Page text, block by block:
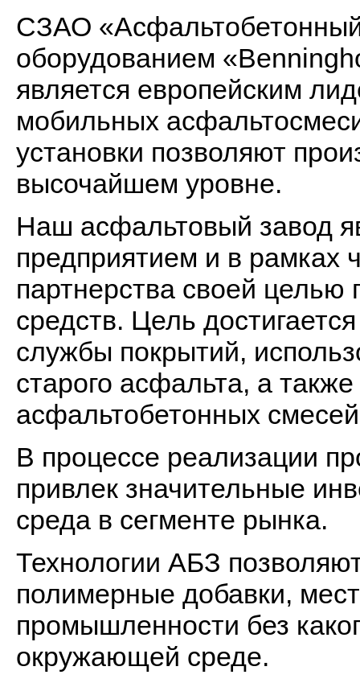
СЗАО
оборудованием
является европейским
мобильных
установки позволяют
высочайшем уровне.
Наш асфальтовый завод
предприятием и в рамках
партнерства своей
средств. Цель
службы покрытий,
старого асфальта, а
асфальтобетонных
В процессе реализации
привлек значительные
среда в сегменте рынка.
Технологии АБЗ
полимерные добавки,
промышленности без
окружающей среде.